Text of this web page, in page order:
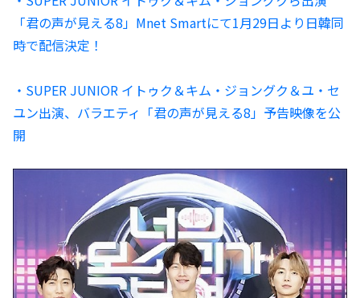
「君の声が見える8」Mnet Smartにて1月29日より日韓同
時で配信決定！
・SUPER JUNIOR イトゥク＆キム・ジョングク＆ユ・セ
ユン出演、バラエティ「君の声が見える8」予告映像を公
開